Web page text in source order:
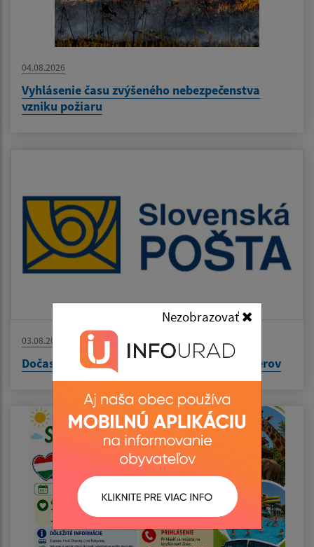
Nezobrazovať
04.08.2026
Vyhlásenie času zvýšeného nebezpečenstva
vzniku požiaru
03.08.2026
Dočasné hodiny pre verejnosť na Pošte Bajerov